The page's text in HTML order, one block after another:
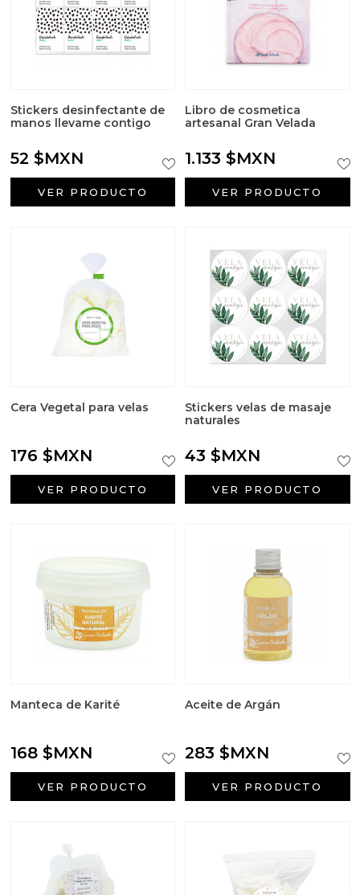
Stickers desinfectante de
manos llevame contigo
52 $MXN
VER PRODUCTO
Libro de cosmetica
artesanal Gran Velada
1.133 $MXN
VER PRODUCTO
Cera Vegetal para velas
176 $MXN
VER PRODUCTO
Stickers velas de masaje
naturales
43 $MXN
VER PRODUCTO
Manteca de Karité
168 $MXN
VER PRODUCTO
Aceite de Argán
283 $MXN
VER PRODUCTO